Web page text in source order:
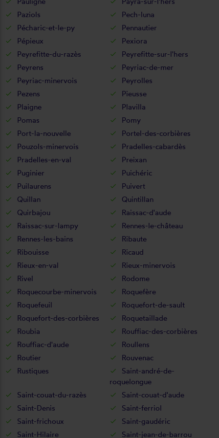
Paziols
Pech-luna
Pécharic-et-le-py
Pennautier
Pépieux
Pexiora
Peyrefitte-du-razès
Peyrefitte-sur-l'hers
Peyrens
Peyriac-de-mer
Peyriac-minervois
Peyrolles
Pezens
Pieusse
Plaigne
Plavilla
Pomas
Pomy
Port-la-nouvelle
Portel-des-corbières
Pouzols-minervois
Pradelles-cabardès
Pradelles-en-val
Preixan
Puginier
Puichéric
Puilaurens
Puivert
Quillan
Quintillan
Quirbajou
Raissac-d'aude
Raissac-sur-lampy
Rennes-le-château
Rennes-les-bains
Ribaute
Ribouisse
Ricaud
Rieux-en-val
Rieux-minervois
Rivel
Rodome
Roquecourbe-minervois
Roquefère
Roquefeuil
Roquefort-de-sault
Roquefort-des-corbières
Roquetaillade
Roubia
Rouffiac-des-corbières
Rouffiac-d'aude
Roullens
Routier
Rouvenac
Rustiques
Saint-andré-de-
roquelongue
Saint-couat-du-razès
Saint-couat-d'aude
Saint-Denis
Saint-ferriol
Saint-frichoux
Saint-gaudéric
Saint-Hilaire
Saint-jean-de-barrou